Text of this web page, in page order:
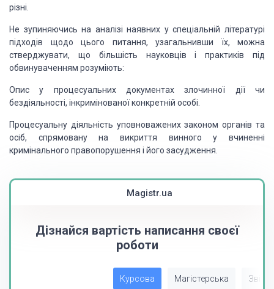
різні.
Не зупиняючись на аналізі наявних у спеціальній літературі
підходів щодо цього питання, узагальнивши їх, можна
стверджувати, що більшість науковців і практиків під
обвинуваченням розуміють:
Опис у процесуальнихдокументах злочинної дії чи
бездіяльності, інкримінованої конкретній особі.
Процесуальну діяльність уповноважених законом органів та
осіб, спрямовану на викриття винного у вчиненні
кримінального правопорушення і його засудження.
Magistr.ua
Дізнайся вартість написання своєї
роботи
Курсова Магістерська Звіт